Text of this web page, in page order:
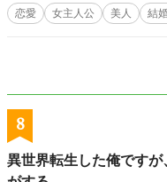
恋愛 女主人公 美人 結
8
異世界転生した俺です